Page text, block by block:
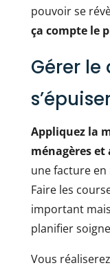
pouvoir se
ça compte le
Gérer
Appliquez la
ménagères
une facture
Faire les
important
planifier
Vous